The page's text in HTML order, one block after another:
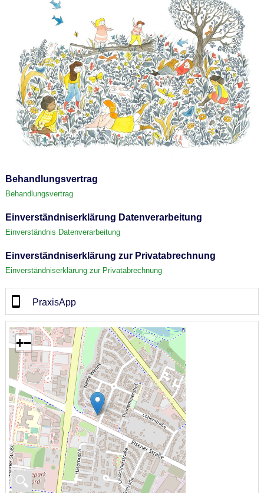
Behandlungsvertrag
Behandlungsvertrag
Einverständniserklärung Datenverarbeitung
Einverständnis Datenverarbeitung
Einverständniserklärung zur Privatabrechnung
Einverständniserklärung zur Privatabrechnung
PraxisApp
🔍
+−